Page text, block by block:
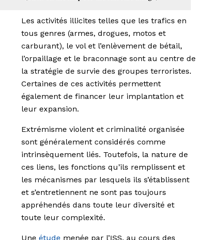
Les activités illicites telles que les trafics en
tous genres (armes, drogues, motos et
carburant), le vol et l’enlèvement de bétail,
l’orpaillage et le braconnage sont au centre de
la stratégie de survie des groupes terroristes.
Certaines de ces activités permettent
également de financer leur implantation et
leur expansion.
Extrémisme violent et criminalité organisée
sont généralement considérés comme
intrinsèquement liés. Toutefois, la nature de
ces liens, les fonctions qu’ils remplissent et
les mécanismes par lesquels ils s’établissent
et s’entretiennent ne sont pas toujours
appréhendés dans toute leur diversité et
toute leur complexité.
Une étude menée par l’ISS, au cours des